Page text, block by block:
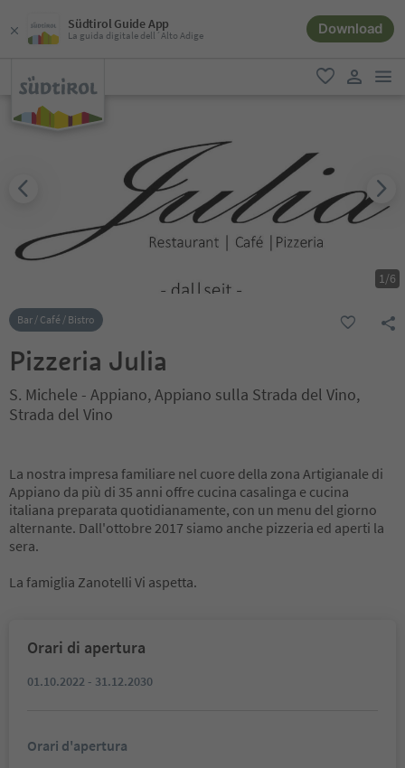
Südtirol Guide App
La guida digitale dell´Alto Adige Download
favoriti
1/6
Bar / Café / Bistro
Pizzeria Julia
S. Michele - Appiano, Appiano sulla Strada del Vino,
Strada del Vino
La nostra impresa familiare nel cuore della zona Artigianale di
Appiano da più di 35 anni offre cucina casalinga e cucina
italiana preparata quotidianamente, con un menu del giorno
alternante. Dall'ottobre 2017 siamo anche pizzeria ed aperti la
sera.
La famiglia Zanotelli Vi aspetta.
Orari di apertura
01.10.2022 - 31.12.2030
Orari d'apertura